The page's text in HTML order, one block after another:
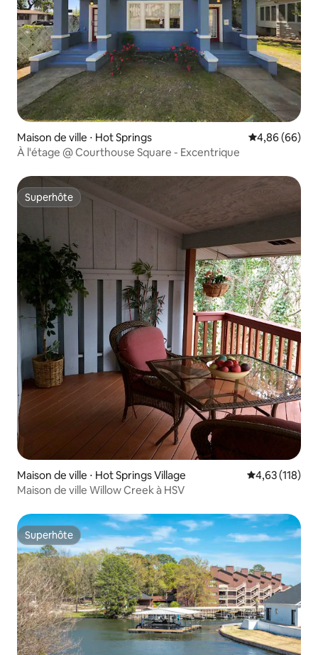
Maison de ville ⋅ Hot Springs Évaluation
4,86 (66)
À l'étage @ Courthouse Square - Excentrique
Superhôte
Superhôte
Maison de ville ⋅ Hot Springs Village Évaluation
4,63 (118)
Maison de ville Willow Creek à HSV
Superhôte
Superhôte